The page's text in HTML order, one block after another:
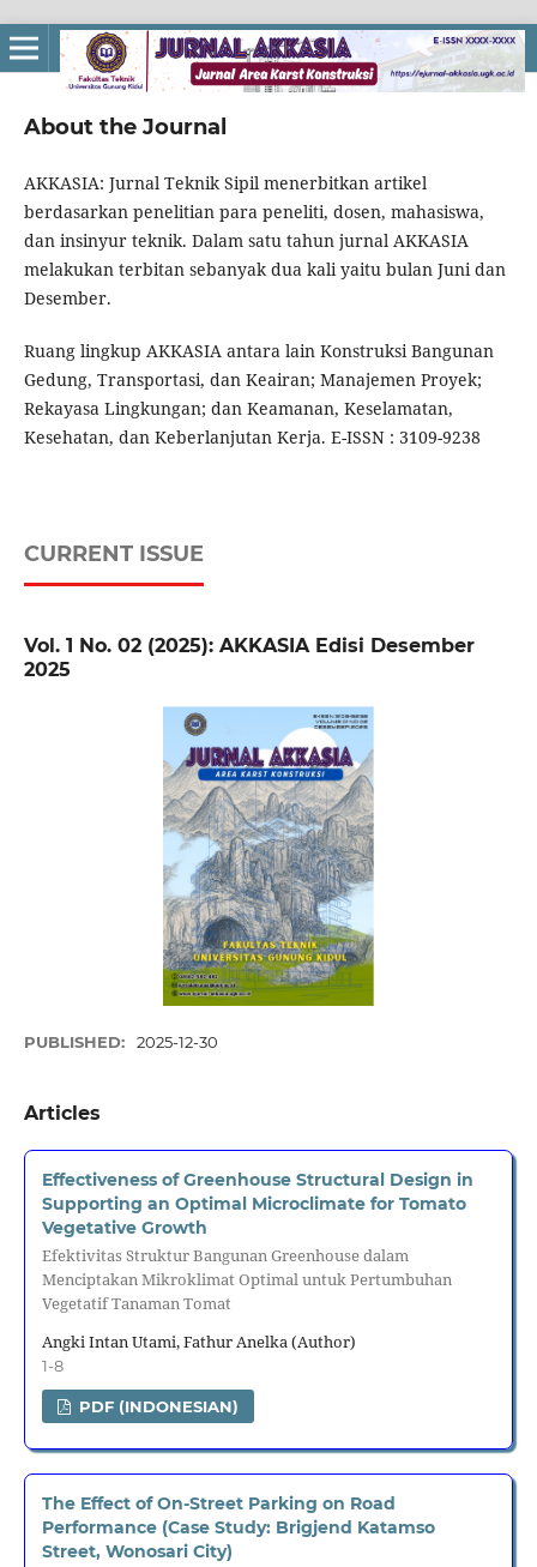
About the Journal
AKKASIA: Jurnal Teknik Sipil menerbitkan artikel
berdasarkan penelitian para peneliti, dosen, mahasiswa,
dan insinyur teknik. Dalam satu tahun jurnal AKKASIA
melakukan terbitan sebanyak dua kali yaitu bulan Juni dan
Desember.
Ruang lingkup AKKASIA antara lain Konstruksi Bangunan
Gedung, Transportasi, dan Keairan; Manajemen Proyek;
Rekayasa Lingkungan; dan Keamanan, Keselamatan,
Kesehatan, dan Keberlanjutan Kerja. E-ISSN : 3109-9238
CURRENT ISSUE
Vol. 1 No. 02 (2025): AKKASIA Edisi Desember
2025
PUBLISHED: 2025-12-30
Articles
Effectiveness of Greenhouse Structural Design in
Supporting an Optimal Microclimate for Tomato
Vegetative Growth
Efektivitas Struktur Bangunan Greenhouse dalam
Menciptakan Mikroklimat Optimal untuk Pertumbuhan
Vegetatif Tanaman Tomat
Angki Intan Utami, Fathur Anelka (Author)
1-8
PDF (INDONESIAN)
The Effect of On-Street Parking on Road
Performance (Case Study: Brigjend Katamso
Street, Wonosari City)